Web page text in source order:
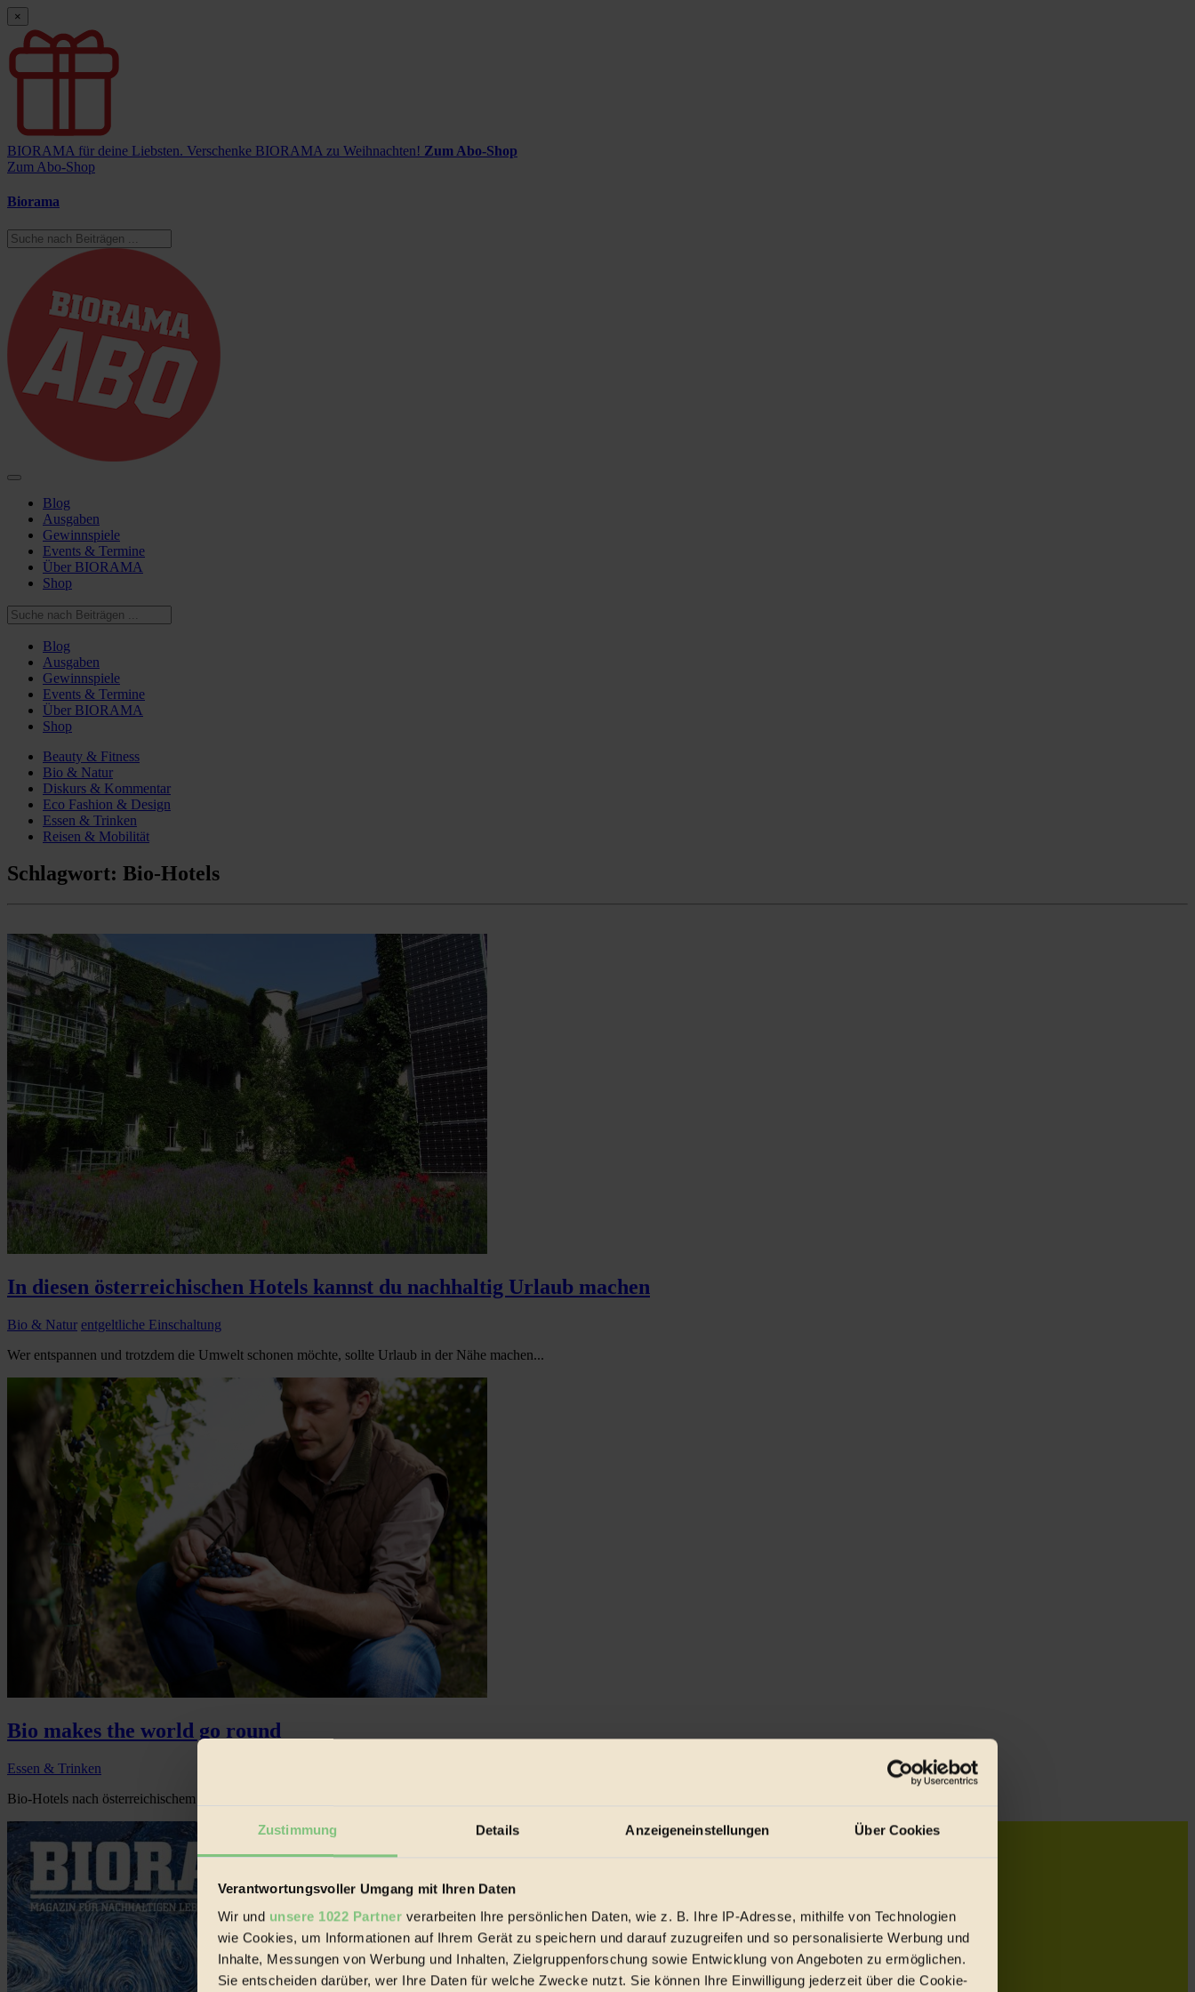
Zustimmung Details Anzeigeneinstellungen Über Cookies
Verantwortungsvoller Umgang mit Ihren Daten
Wir und unsere 1022 Partner verarbeiten Ihre persönlichen Daten, wie z. B. Ihre IP-Adresse, mithilfe von Technologien
wie Cookies, um Informationen auf Ihrem Gerät zu speichern und darauf zuzugreifen und so personalisierte Werbung und
Inhalte, Messungen von Werbung und Inhalten, Zielgruppenforschung sowie Entwicklung von Angeboten zu ermöglichen.
Sie entscheiden darüber, wer Ihre Daten für welche Zwecke nutzt. Sie können Ihre Einwilligung jederzeit über die Cookie-
×
BIORAMA für deine Liebsten. Verschenke BIORAMA zu Weihnachten! Zum Abo-Shop
Zum Abo-Shop
Biorama
Blog
Ausgaben
Gewinnspiele
Events & Termine
Über BIORAMA
Shop
Blog
Ausgaben
Gewinnspiele
Events & Termine
Über BIORAMA
Shop
Beauty & Fitness
Bio & Natur
Diskurs & Kommentar
Eco Fashion & Design
Essen & Trinken
Reisen & Mobilität
Schlagwort: Bio-Hotels
In diesen österreichischen Hotels kannst du nachhaltig Urlaub machen
Bio & Natur entgeltliche Einschaltung
Wer entspannen und trotzdem die Umwelt schonen möchte, sollte Urlaub in der Nähe machen...
Bio makes the world go round
Essen & Trinken
Bio-Hotels nach österreichischem Vorbild in Japan? Tiroler Bio-Ziegenkäse in Dubai? In anderen Teilen der Welt stoßen Bio-Ideen aus Ö...